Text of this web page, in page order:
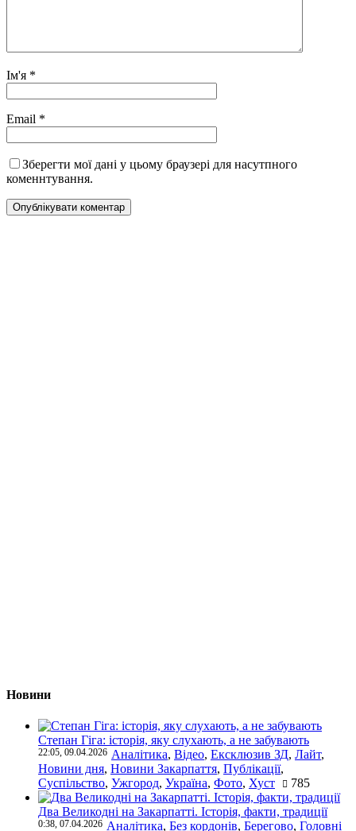
Ім'я *
Email *
Зберегти мої дані у цьому браузері для насутпного
коменнтування.
Новини
Степан Гіга: історія, яку слухають, а не забувають
22:05, 09.04.2026 Аналітика, Відео, Ексклюзив ЗД, Лайт,
Новини дня, Новини Закарпаття, Публікації,
Суспільство, Ужгород, Україна, Фото, Хуст 785
Два Великодні на Закарпатті. Історія, факти, традиції
0:38, 07.04.2026 Аналітика, Без кордонів, Берегово, Головні